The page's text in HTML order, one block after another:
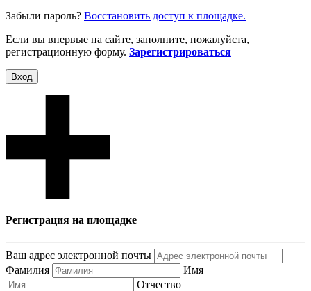
Забыли пароль? Восcтановить доступ к площадке.
Если вы впервые на сайте, заполните, пожалуйста,
регистрационную форму. Зарегистрироваться
Вход
Регистрация на площадке
Ваш адрес электронной почты
Фамилия
Имя
Отчество